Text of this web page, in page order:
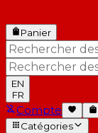
Panier
EN
FR
Compte
Catégories